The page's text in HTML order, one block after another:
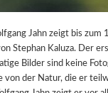
Jahn zeigt bis zum
Stephan Kaluza. Der
Bilder sind keine
von der Natur, die er